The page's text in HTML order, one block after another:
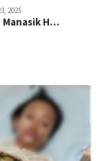
2025
Manasik H…